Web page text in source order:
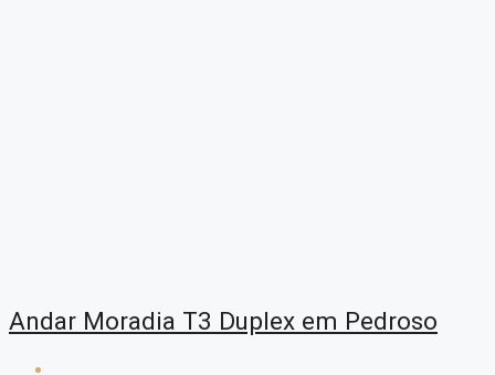
Andar Moradia T3 Duplex em Pedroso